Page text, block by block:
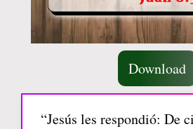
Download
“Jesús les respondió: De